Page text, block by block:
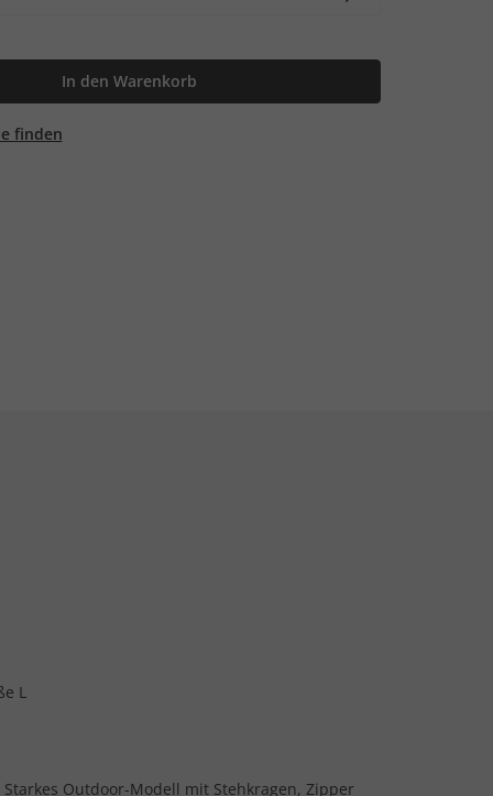
In den Warenkorb
finden
L
Outdoor-Modell mit Stehkragen, Zipper